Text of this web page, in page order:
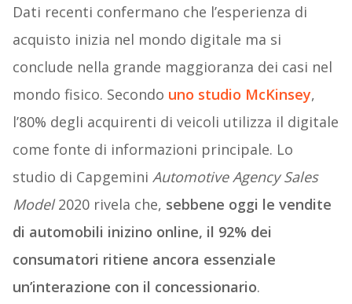
Dati recenti confermano che l’esperienza di
acquisto inizia nel mondo digitale ma si
conclude nella grande maggioranza dei casi nel
mondo fisico. Secondo uno studio McKinsey,
l’80% degli acquirenti di veicoli utilizza il digitale
come fonte di informazioni principale. Lo
studio di Capgemini Automotive Agency Sales
Model2020 rivela che, sebbene oggi le vendite
di automobili inizino online, il 92% dei
consumatori ritiene ancora essenziale
un’interazione con il concessionario.